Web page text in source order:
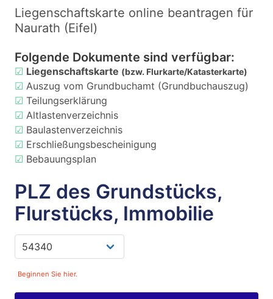
Liegenschaftskarte online beantragen für
Naurath (Eifel)
Folgende Dokumente sind verfügbar:
☑ Liegenschaftskarte (bzw. Flurkarte/Katasterkarte)
☑ Auszug vom Grundbuchamt (Grundbuchauszug)
☑ Teilungserklärung
☑ Altlastenverzeichnis
☑ Baulastenverzeichnis
☑ Erschließungsbescheinigung
☑ Bebauungsplan
PLZ des Grundstücks,
Flurstücks, Immobilie
Beginnen Sie hier.